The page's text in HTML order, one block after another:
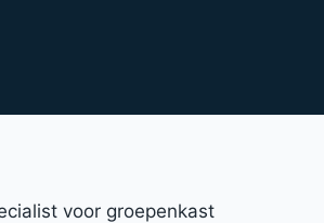
voor groepenkast